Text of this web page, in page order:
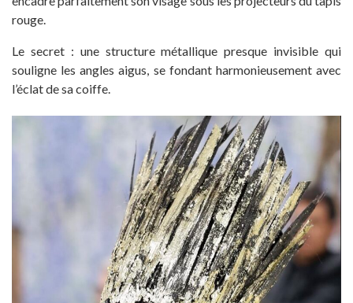
rouge.
Le secret : une structure métallique presque invisible qui
souligne les angles aigus, se fondant harmonieusement avec
l’éclat de sa coiffe.